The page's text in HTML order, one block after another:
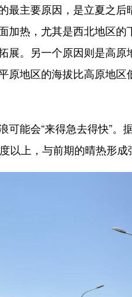
最主要原因，是立夏之
加热，尤其是西北地区
展。另一个原因则是高
原地区的海拔比高原地
能会“来得急去得快”。
以上，与前期的晴热形成